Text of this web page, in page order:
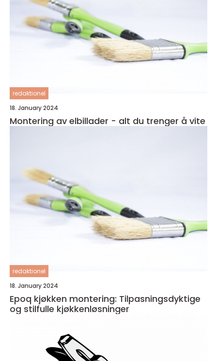
redaktionel
18. January 2024
Montering av elbillader - alt du trenger å vite
redaktionel
18. January 2024
Epoq kjøkken montering: Tilpasningsdyktige
og stilfulle kjøkkenløsninger